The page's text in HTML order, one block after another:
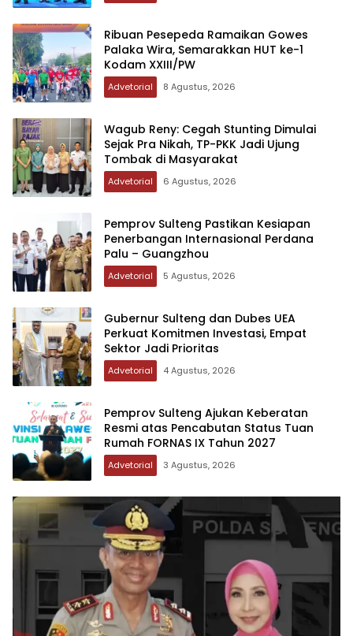
Ribuan Pesepeda Ramaikan Gowes
Palaka Wira, Semarakkan HUT ke-1
Kodam XXIII/PW
Advetorial 8 Agustus, 2026
Wagub Reny: Cegah Stunting Dimulai
Sejak Pra Nikah, TP-PKK Jadi Ujung
Tombak di Masyarakat
Advetorial 6 Agustus, 2026
Pemprov Sulteng Pastikan Kesiapan
Penerbangan Internasional Perdana
Palu – Guangzhou
Advetorial 5 Agustus, 2026
Gubernur Sulteng dan Dubes UEA
Perkuat Komitmen Investasi, Empat
Sektor Jadi Prioritas
Advetorial 4 Agustus, 2026
Pemprov Sulteng Ajukan Keberatan
Resmi atas Pencabutan Status Tuan
Rumah FORNAS IX Tahun 2027
Advetorial 3 Agustus, 2026